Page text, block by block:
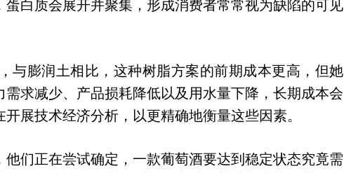
蛋白质会展开并聚集，形成消费者常常视为缺陷的可见
与膨润土相比，这种树脂方案的前期成本更高，但她
需求减少、产品损耗降低以及用水量下降，长期成本会
展技术经济分析，以更精确地衡量这些因素。
他们正在尝试确定，一款葡萄酒要达到稳定状态究竟需